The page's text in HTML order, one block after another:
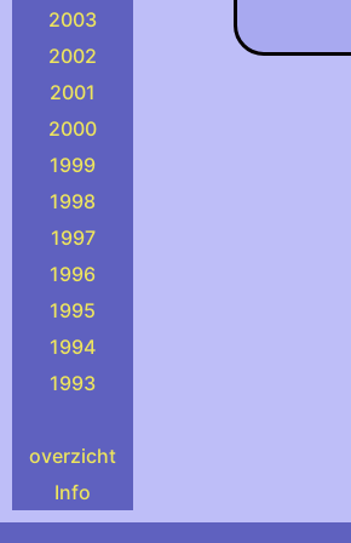
2003
2002
2001
2000
1999
1998
1997
1996
1995
1994
1993
overzicht
Info